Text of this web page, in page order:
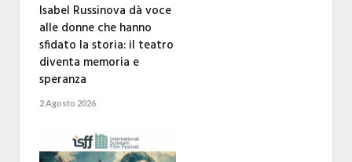
Isabel Russinova dà voce
alle donne che hanno
sfidato la storia: il teatro
diventa memoria e
speranza
2 Agosto 2026